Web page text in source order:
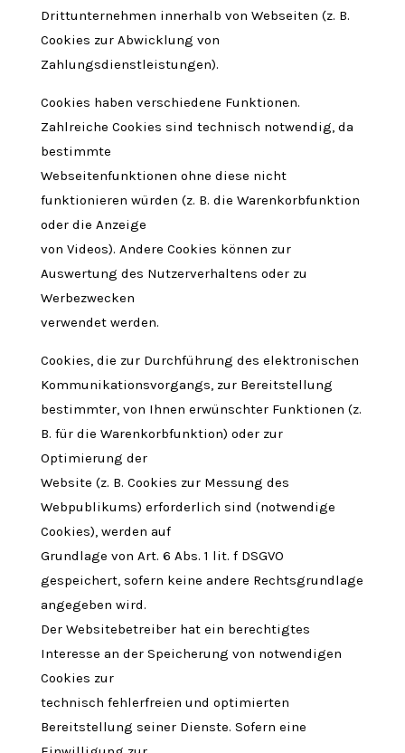
Drittunternehmen innerhalb von Webseiten (z. B.
Cookies zur Abwicklung von
Zahlungsdienstleistungen).
Cookies haben verschiedene Funktionen.
Zahlreiche Cookies sind technisch notwendig, da
bestimmte
Webseitenfunktionen ohne diese nicht
funktionieren würden (z. B. die Warenkorbfunktion
oder die Anzeige
von Videos). Andere Cookies können zur
Auswertung des Nutzerverhaltens oder zu
Werbezwecken
verwendet werden.
Cookies, die zur Durchführung des elektronischen
Kommunikationsvorgangs, zur Bereitstellung
bestimmter, von Ihnen erwünschter Funktionen (z.
B. für die Warenkorbfunktion) oder zur
Optimierung der
Website (z. B. Cookies zur Messung des
Webpublikums) erforderlich sind (notwendige
Cookies), werden auf
Grundlage von Art. 6 Abs. 1 lit. f DSGVO
gespeichert, sofern keine andere Rechtsgrundlage
angegeben wird.
Der Websitebetreiber hat ein berechtigtes
Interesse an der Speicherung von notwendigen
Cookies zur
technisch fehlerfreien und optimierten
Bereitstellung seiner Dienste. Sofern eine